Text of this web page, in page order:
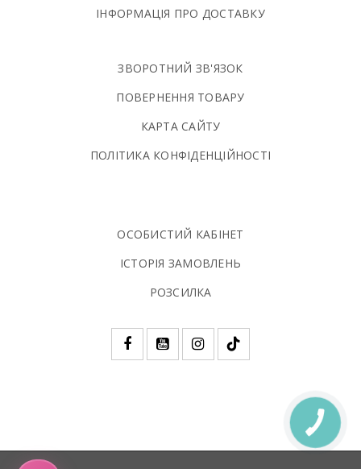
ІНФОРМАЦІЯ ПРО ДОСТАВКУ
ЗВОРОТНИЙ ЗВ'ЯЗОК
ПОВЕРНЕННЯ ТОВАРУ
КАРТА САЙТУ
ПОЛIТИКА КОНФIДЕНЦIЙНОСТI
ОСОБИСТИЙ КАБІНЕТ
ІСТОРІЯ ЗАМОВЛЕНЬ
РОЗСИЛКА